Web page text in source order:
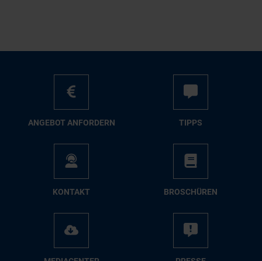
AN­GE­BOT AN­FOR­DERN TIPPS
KON­TAKT BRO­SCHÜ­REN